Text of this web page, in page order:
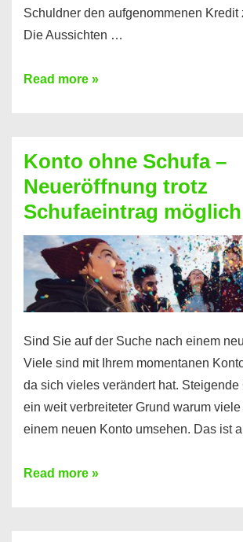
Schuldner den aufgenommenen Kredit
Die Aussichten …
Mit
Sie
einen
Kredit
ohne
Einkommensnachweis
Read more »
Konto ohne Schufa –
Neueröffnung trotz
Schufaeintrag möglich
Sind Sie auf der Suche nach einem
Viele sind mit Ihrem momentanen
da sich vieles verändert hat. Steigende
ein weit verbreiteter Grund warum
einem neuen Konto umsehen. Das ist
Konto
Read more »